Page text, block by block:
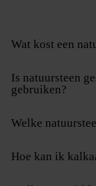
Wat kost een
Is natuursteen
gebruiken?
Welke
Hoe kan ik